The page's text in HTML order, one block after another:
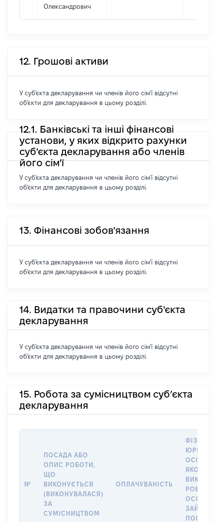
Олександрович
12. Грошові активи
У суб'єкта декларування чи членів його сім'ї відсутні
об'єкти для декларування в цьому розділі.
12.1. Банківські та інші фінансові
установи, у яких відкрито рахунки
суб'єкта декларування або членів
його сім'ї
У суб'єкта декларування чи членів його сім'ї відсутні
об'єкти для декларування в цьому розділі.
13. Фінансові зобов'язання
У суб'єкта декларування чи членів його сім'ї відсутні
об'єкти для декларування в цьому розділі.
14. Видатки та правочини суб'єкта
декларування
У суб'єкта декларування чи членів його сім'ї відсутні
об'єкти для декларування в цьому розділі.
15. Робота за сумісництвом суб’єкта
декларування
№
ПОСАДА АБО
ОПИС РОБОТИ,
ЩО
ВИКОНУЄТЬСЯ
(ВИКОНУВАЛАСЯ)
ЗА
СУМІСНИЦТВОМ
ОПЛАЧУВАНІСТЬ
ОСОБА,
ЯКОЇ
РОБОТА
ОСОБА
ПОСАДУ